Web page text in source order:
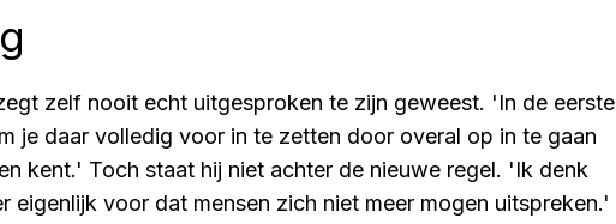
zelf nooit echt uitgesproken te zijn geweest. 'In de eerste
je daar volledig voor in te zetten door overal op in te gaan
kent.' Toch staat hij niet achter de nieuwe regel. 'Ik denk
eigenlijk voor dat mensen zich niet meer mogen uitspreken.'